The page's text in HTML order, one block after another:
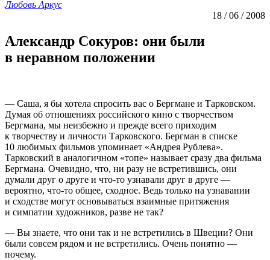
Любовь Аркус
18 / 06 / 2008
Александр Сокуров: они были
в неравном положении
— Саша, я бы хотела спросить вас о Бергмане и Тарковском.
Думая об отношениях российского кино с творчеством
Бергмана, мы неизбежно и прежде всего приходим
к творчеству и личности Тарковского. Бергман в списке
10 любимых фильмов упоминает «Андрея Рублева».
Тарковский в аналогичном «топе» называет сразу два фильма
Бергмана. Очевидно, что, ни разу не встретившись, они
думали друг о друге и что-то узнавали друг в друге —
вероятно, что-то общее, сходное. Ведь только на узнавании
и сходстве могут основываться взаимные притяжения
и симпатии художников, разве не так?
— Вы знаете, что они так и не встретились в Швеции? Они
были совсем рядом и не встретились. Очень понятно —
почему.